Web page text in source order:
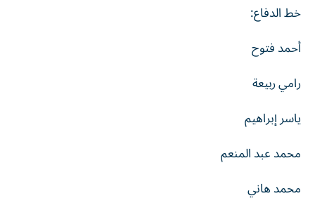
خط الدفاع:
أحمد فتوح
رامي ربيعة
ياسر إبراهيم
محمد عبد المنعم
محمد هاني